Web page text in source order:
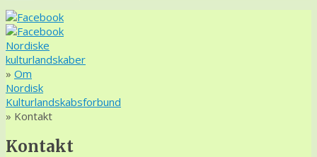
Nordiske
kulturlandskaber
» Om
Nordisk
Kulturlandskabsforbund
» Kontakt
Kontakt